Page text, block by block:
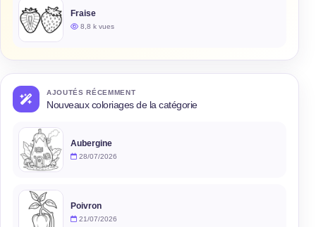
Fraise
8,8 k vues
AJOUTÉS RÉCEMMENT
Nouveaux coloriages de la catégorie
Aubergine
28/07/2026
Poivron
21/07/2026